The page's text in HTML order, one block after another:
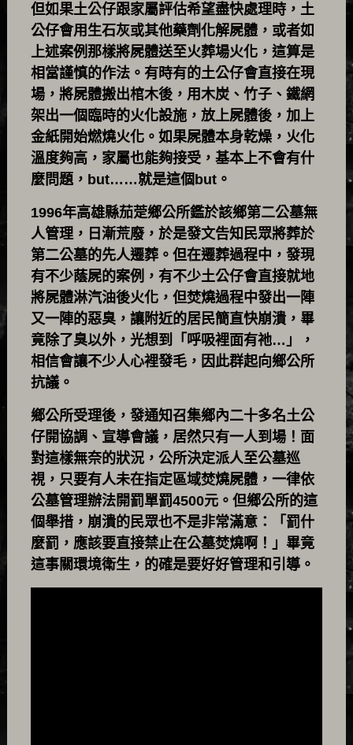
但如果土公仔跟家屬評估希望盡快處理時，土
公仔會用生石灰或其他藥劑化解屍體，或者如
上述案例那樣將屍體送至火葬場火化，這算是
相當謹慎的作法。有時有的土公仔會直接在現
場，將屍體搬出棺木後，用木炭、竹子、鐵網
架出一個臨時的火化設施，放上屍體後，加上
金紙開始燃燒火化。如果屍體本身乾燥，火化
溫度夠高，家屬也能夠接受，基本上不會有什
麼問題，but……就是這個but。
1996年高雄縣茄萣鄉公所鑑於該鄉第二公墓無
人管理，日漸荒廢，於是發文告知民眾將葬於
第二公墓的先人遷葬。但在遷葬過程中，發現
有不少蔭屍的案例，有不少土公仔會直接就地
將屍體淋汽油後火化，但焚燒過程中發出一陣
又一陣的惡臭，讓附近的居民簡直快崩潰，畢
竟除了臭以外，光想到「呼吸裡面有祂…」，
相信會讓不少人心裡發毛，因此群起向鄉公所
抗議。
鄉公所受理後，發通知召集鄉內二十多名土公
仔開協調、宣導會議，居然只有一人到場！面
對這樣無奈的狀況，公所決定派人至公墓巡
視，只要有人未在指定區域焚燒屍體，一律依
公墓管理辦法開罰單罰4500元。但鄉公所的這
個舉措，崩潰的民眾也不是非常滿意：「罰什
麼罰，應該要直接禁止在公墓焚燒啊！」畢竟
這事關環境衛生，的確是要好好管理和引導。